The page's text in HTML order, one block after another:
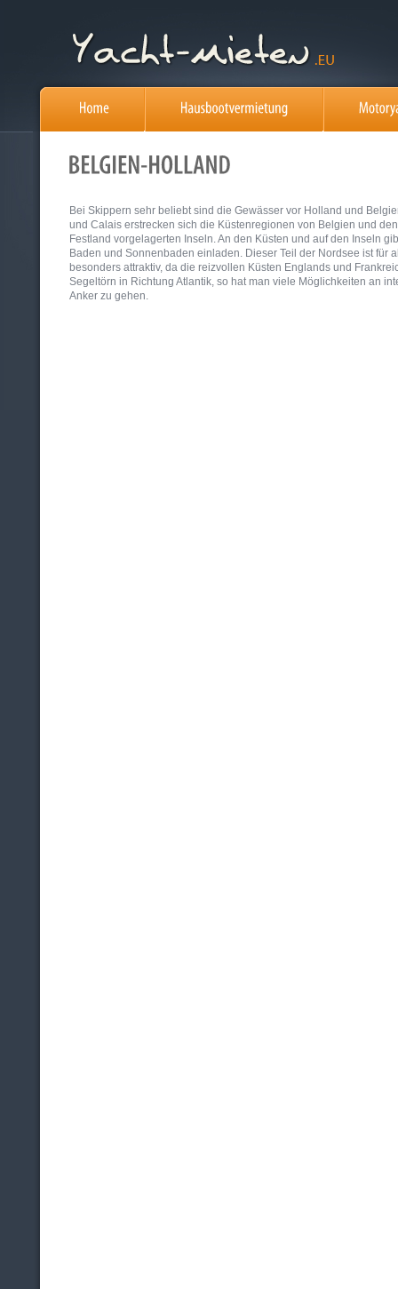
Bei Skippern sehr beliebt sind die Gewässer vor Holland und
und Calais erstrecken sich die Küstenregionen von Belgien und
Festland vorgelagerten Inseln. An den Küsten und auf den Inseln
Baden und Sonnenbaden einladen. Dieser Teil der Nordsee ist für
besonders attraktiv, da die reizvollen Küsten Englands und
Segeltörn in Richtung Atlantik, so hat man viele Möglichkeiten an
Anker zu gehen.